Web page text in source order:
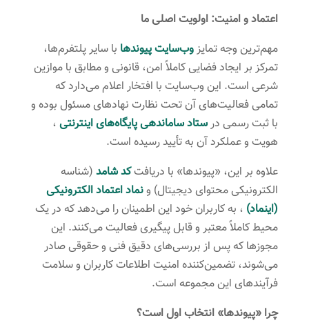
اعتماد و امنیت: اولویت اصلی ما
مهم‌ترین وجه تمایزوب‌سایت پیوندها با سایر پلتفرم‌ها،
تمرکز بر ایجاد فضایی کاملاً امن، قانونی و مطابق با موازین
شرعی است. این وب‌سایت با افتخار اعلام می‌دارد که
تمامی فعالیت‌های آن تحت نظارت نهادهای مسئول بوده و
با ثبت رسمی درستاد ساماندهی پایگاه‌های اینترنتی ،
هویت و عملکرد آن به تأیید رسیده است.
علاوه بر این، «پیوندها» با دریافتکد شامد (شناسه
الکترونیکی محتوای دیجیتال) ونماد اعتماد الکترونیکی
(اینماد) ، به کاربران خود این اطمینان را می‌دهد که در یک
محیط کاملاً معتبر و قابل پیگیری فعالیت می‌کنند. این
مجوزها که پس از بررسی‌های دقیق فنی و حقوقی صادر
می‌شوند، تضمین‌کننده امنیت اطلاعات کاربران و سلامت
فرآیندهای این مجموعه است.
چرا «پیوندها» انتخاب اول است؟